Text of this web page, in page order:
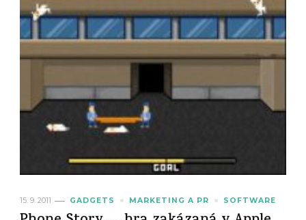
15. 9. 2011 GADGETS MARKETING A PR SOFTWARE